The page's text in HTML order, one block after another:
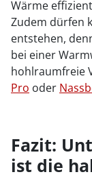
Wärme
Zudem dürfen
entstehen,
bei einer
hohlraumfreie
Pro oder
Fazit:
ist die